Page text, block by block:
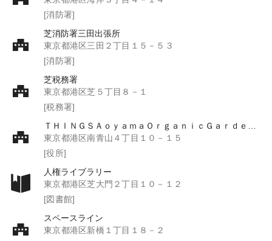
[消防署]
芝消防署三田出張所
東京都港区三田２丁目１５－５３
[消防署]
芝税務署
東京都港区芝５丁目８－１
[税務署]
ＴＨＩＮＧＳＡｏｙａｍａＯｒｇａｎｉｃＧａｒｄｅｎ．ｄｔｈ
東京都港区南青山４丁目１０－１５
[役所]
人権ライブラリー
東京都港区芝大門２丁目１０－１２
[図書館]
スペースライン
東京都港区新橋１丁目１８－２